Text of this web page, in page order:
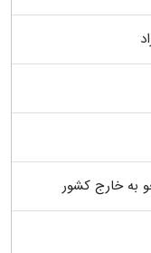
به خارج کشور